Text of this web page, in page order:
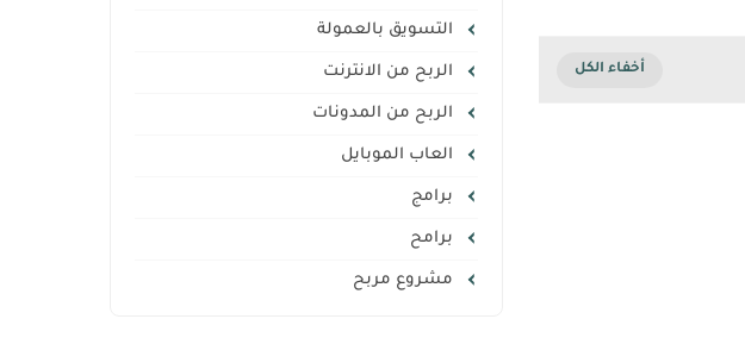
التسويق بالعمولة
الربح من الانترنت
الربح من المدونات
العاب الموبايل
برامج
برامح
مشروع مربح